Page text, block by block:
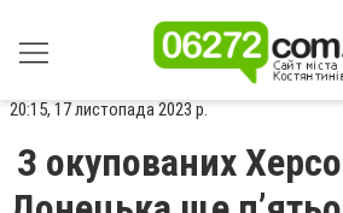
20:15, 17 листопада 2023 р.
З окупованих